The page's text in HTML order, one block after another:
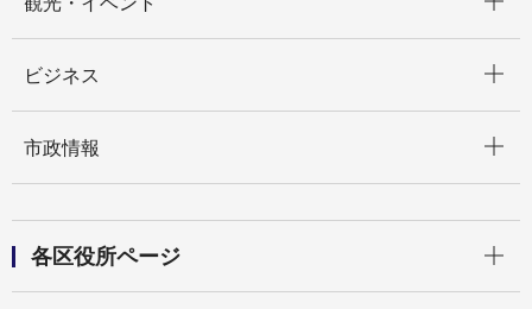
ビジネス
市政情報
各区役所ページ